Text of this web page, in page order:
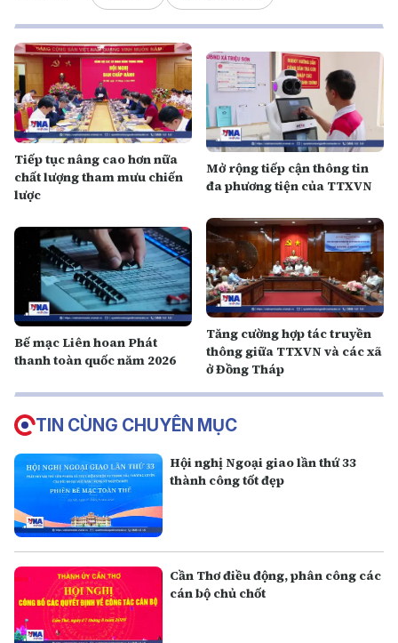
Tiếp tục nâng cao hơn nữa
chất lượng tham mưu chiến
lược
Mở rộng tiếp cận thông tin
đa phương tiện của TTXVN
Bế mạc Liên hoan Phát
thanh toàn quốc năm 2026
Tăng cường hợp tác truyền
thông giữa TTXVN và các xã
ở Đồng Tháp
TIN CÙNG CHUYÊN MỤC
Hội nghị Ngoại giao lần thứ 33
thành công tốt đẹp
Cần Thơ điều động, phân công các
cán bộ chủ chốt